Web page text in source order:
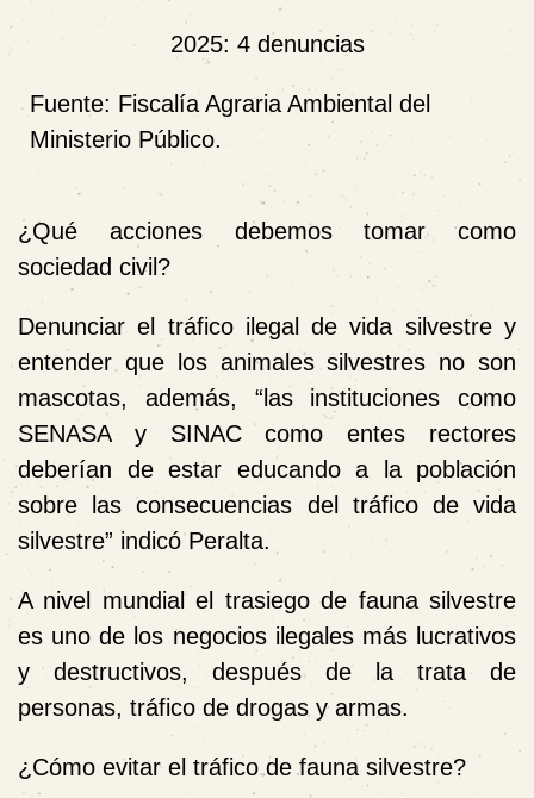
2025: 4 denuncias
Fuente: Fiscalía Agraria Ambiental del
Ministerio Público.
¿Qué acciones debemos tomar como
sociedad civil?
Denunciar el tráfico ilegal de vida silvestre y
entender que los animales silvestres no son
mascotas, además, “las instituciones como
SENASA y SINAC como entes rectores
deberían de estar educando a la población
sobre las consecuencias del tráfico de vida
silvestre” indicó Peralta.
A nivel mundial el trasiego de fauna silvestre
es uno de los negocios ilegales más lucrativos
y destructivos, después de la trata de
personas, tráfico de drogas y armas.
¿Cómo evitar el tráfico de fauna silvestre?